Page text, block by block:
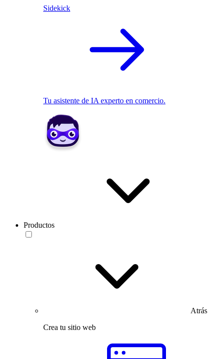
Sidekick
Tu asistente de IA experto en comercio.
Productos
Atrás
Crea tu sitio web